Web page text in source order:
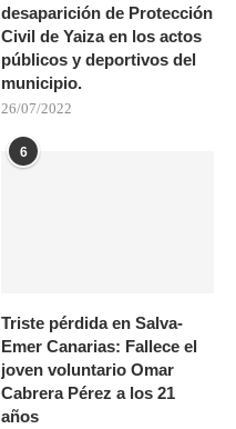
desaparición de Protección
Civil de Yaiza en los actos
públicos y deportivos del
municipio.
26/07/2022
6
Triste pérdida en Salva-
Emer Canarias: Fallece el
joven voluntario Omar
Cabrera Pérez a los 21
años